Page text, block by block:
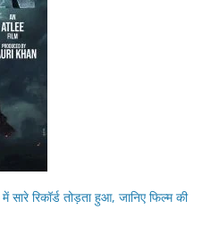
रिकॉर्ड तोड़ता हुआ, जानिए फिल्म की